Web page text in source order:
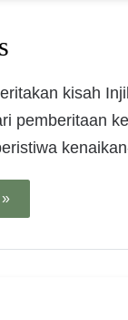
kisah
pemberitaan